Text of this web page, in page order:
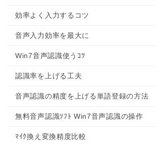
効率よく入力するコツ
音声入力効率を最大に
Win7音声認識使うｺﾂ
認識率を上げる工夫
音声認識の精度を上げる単語登録の方法
無料音声認識ｿﾌﾄ Win7音声認識の操作
ﾏｲｸ換え変換精度比較